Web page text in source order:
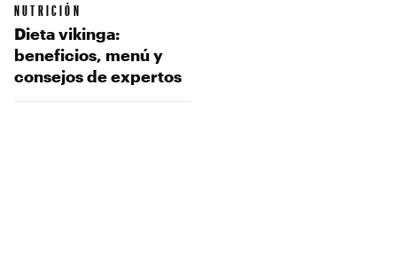
NUTRICIÓN
Dieta vikinga:
beneficios, menú y
consejos de expertos